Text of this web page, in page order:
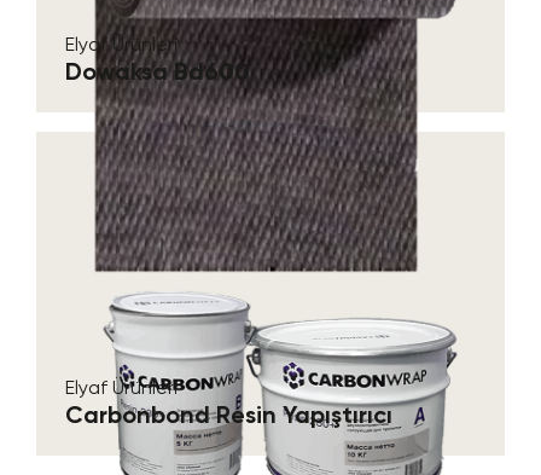
Elyaf Ürünleri
Dowaksa Bd600
Elyaf Ürünleri
Carbonbond Resin Yapıştırıcı